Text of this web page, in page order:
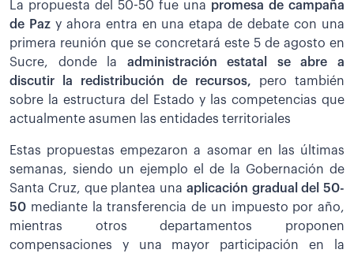
La propuesta del 50-50 fue una promesa de campaña
de Paz y ahora entra en una etapa de debate con una
primera reunión que se concretará este 5 de agosto en
Sucre, donde la administración estatal se abre a
discutir la redistribución de recursos, pero también
sobre la estructura del Estado y las competencias que
actualmente asumen las entidades territoriales
Estas propuestas empezaron a asomar en las últimas
semanas, siendo un ejemplo el de la Gobernación de
Santa Cruz, que plantea una aplicación gradual del 50-
50 mediante la transferencia de un impuesto por año,
mientras otros departamentos proponen
compensaciones y una mayor participación en la